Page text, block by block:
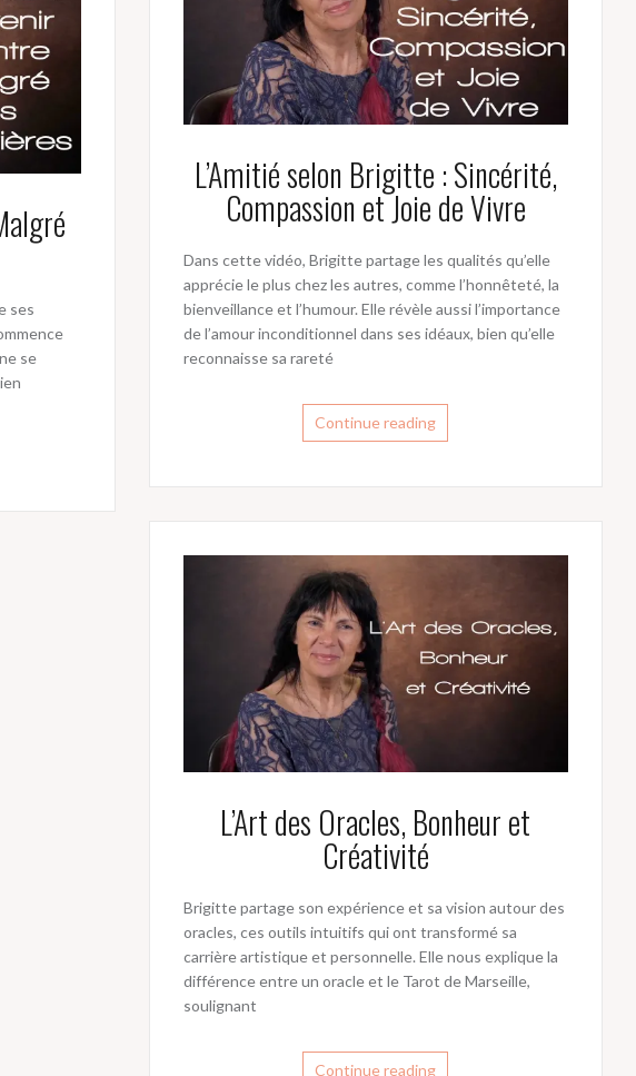
L’Amitié selon Brigitte : Sincérité,
Compassion et Joie de Vivre
Dans cette vidéo, Brigitte partage les qualités qu’elle
apprécie le plus chez les autres, comme l’honnêteté, la
bienveillance et l’humour. Elle révèle aussi l’importance
de l’amour inconditionnel dans ses idéaux, bien qu’elle
reconnaisse sa rareté
Continue reading
ses
se
L’Art des Oracles, Bonheur et
Créativité
Brigitte partage son expérience et sa vision autour des
oracles, ces outils intuitifs qui ont transformé sa
carrière artistique et personnelle. Elle nous explique la
différence entre un oracle et le Tarot de Marseille,
soulignant
Continue reading